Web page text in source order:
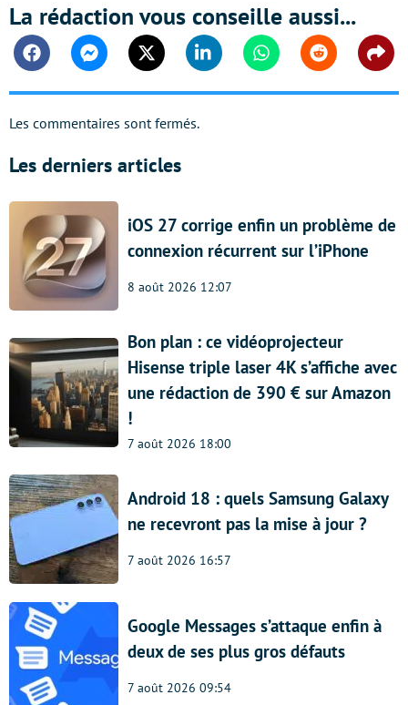
La rédaction vous conseille aussi...
FacebookMessengerTwitter Linkedin WhatsappReddit
Les commentaires sont fermés.
Les derniers articles
iOS 27 corrige enfin un problème de
connexion récurrent sur l’iPhone
8 août 2026 12:07
Bon plan : ce vidéoprojecteur
Hisense triple laser 4K s’affiche avec
une rédaction de 390 € sur Amazon
!
7 août 2026 18:00
Android 18 : quels Samsung Galaxy
ne recevront pas la mise à jour ?
7 août 2026 16:57
Google Messages s’attaque enfin à
deux de ses plus gros défauts
7 août 2026 09:54